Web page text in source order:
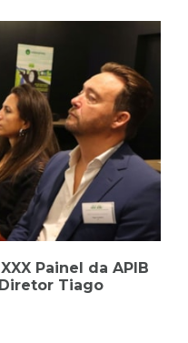
técnicas para
2025